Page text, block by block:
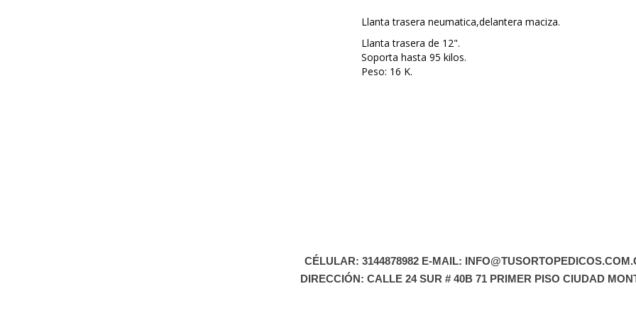
Llanta trasera neumatica,delantera maciza.
Llanta trasera de 12".
Soporta hasta 95 kilos.
Peso: 16 K.
CÉLULAR: 3144878982 E-MAIL:
DIRECCIÓN: CALLE 24 SUR # 40B 71 PRIMER PISO CIUDAD